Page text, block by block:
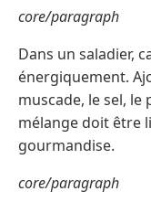
core/paragraph
Dans un saladier,
énergiquement.
muscade, le sel,
mélange doit être
gourmandise.
core/paragraph